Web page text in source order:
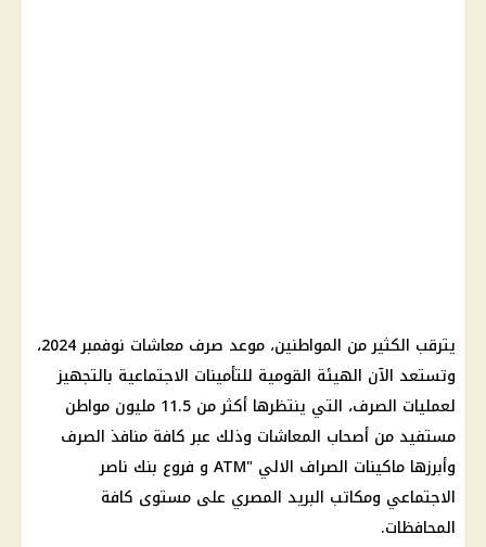
يترقب الكثير من المواطنين، موعد صرف معاشات نوفمبر
2024،
وتستعد الآن الهيئة القومية للتأمينات الاجتماعية بالتجهيز
لعمليات الصرف
، التي ينتظرها أكثر من 11.5 مليون مواطن
مستفيد من أصحاب المعاشات وذلك عبر كافة منافذ الصرف
وأبرزها ماكينات الصراف الالي "ATM و فروع
بنك ناصر
الاجتماعي ومكاتب البريد المصري على مستوى كافة
المحافظات.